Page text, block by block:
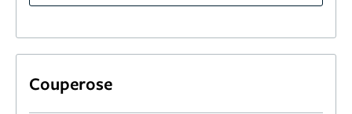
Couperose